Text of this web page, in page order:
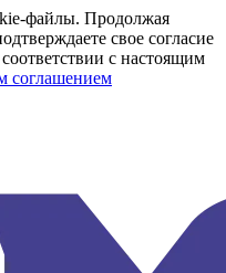
файлы. Продолжая
свое согласие
с настоящим
соглашением